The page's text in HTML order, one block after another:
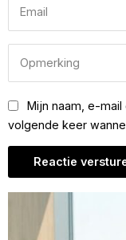
Mijn naam, e-
volgende keer